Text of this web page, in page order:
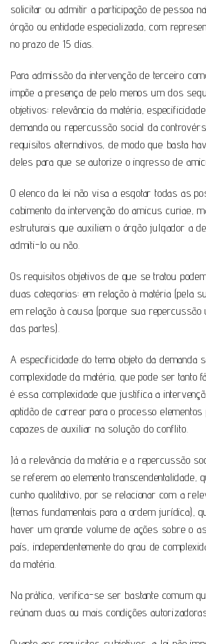
solicitar ou admitir a participação de pessoa
órgão ou entidade especializada, com
no prazo de 15 dias.
Para admissão da intervenção de terceiro
impõe a presença de pelo menos um dos
objetivos: relevância da matéria,
demanda ou repercussão social da
requisitos alternativos, de modo que basta
deles para que se autorize o ingresso de
O elenco da lei não visa a esgotar todas as
cabimento da intervenção do amicus curiae,
estruturais que auxiliem o órgão julgador a
admiti-lo ou não.
Os requisitos objetivos de que se tratou
duas categorias: em relação à matéria (pela
em relação à causa (porque sua repercussão
das partes).
A especificidade do tema objeto da demanda
complexidade da matéria, que pode ser tanto
é essa complexidade que justifica a
aptidão de carrear para o processo elementos
capazes de auxiliar na solução do conflito.
Já a relevância da matéria e a repercussão
se referem ao elemento transcendentalidade,
cunho qualitativo, por se relacionar com a
(temas fundamentais para a ordem jurídica),
haver um grande volume de ações sobre o
país, independentemente do grau de
da matéria.
Na prática, verifica-se ser bastante comum
reúnam duas ou mais condições